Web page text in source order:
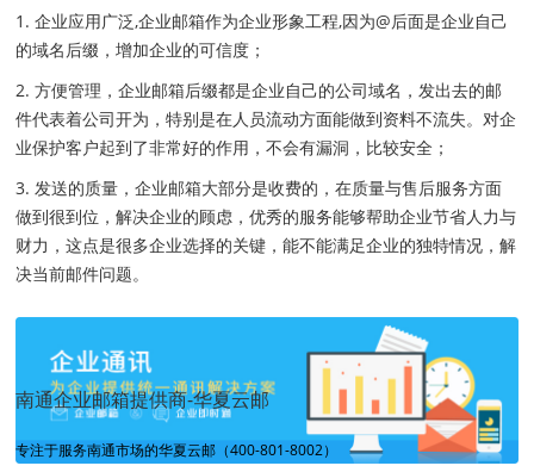
南通企业邮箱提供商-华夏云邮
专注于服务南通市场的华夏云邮（400-801-8002）
1. 企业应用广泛,企业邮箱作为企业形象工程,因为@后面是企业自己
的域名后缀，增加企业的可信度；
2. 方便管理，企业邮箱后缀都是企业自己的公司域名，发出去的邮
件代表着公司开为，特别是在人员流动方面能做到资料不流失。对企
业保护客户起到了非常好的作用，不会有漏洞，比较安全；
3. 发送的质量，企业邮箱大部分是收费的，在质量与售后服务方面
做到很到位，解决企业的顾虑，优秀的服务能够帮助企业节省人力与
财力，这点是很多企业选择的关键，能不能满足企业的独特情况，解
决当前邮件问题。